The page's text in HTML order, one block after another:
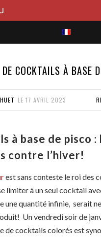
S
r
h
DE COCKTAILS À BASE
LE 17 AVRIL 2023
à base de pisco :
contre l’hiver!
est sans conteste le roi des
limiter à un seul cocktail
une quantité infinie, serait
Un vendredi soir de
de cocktails colorés est